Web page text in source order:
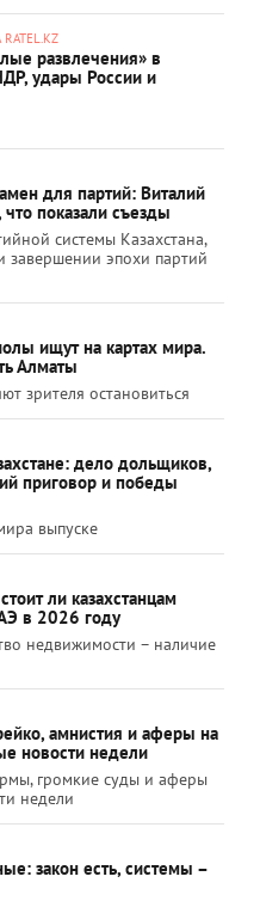
развлечения» в
удары России и
для партий: Виталий
показали съезды
системы Казахстана,
завершении эпохи партий
ищут на картах мира.
Алматы
зрителя остановиться
дело дольщиков,
приговор и победы
выпуске
ли казахстанцам
в 2026 году
недвижимости – наличие
амнистия и аферы на
новости недели
громкие суды и аферы
недели
закон есть, системы –